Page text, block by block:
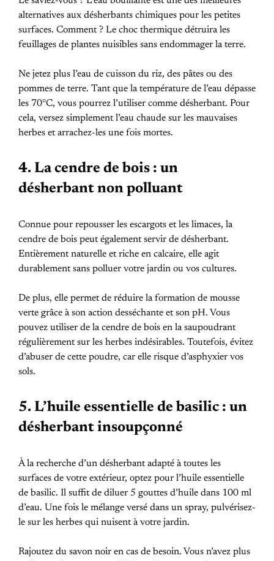
alternatives aux désherbants chimiques pour les petites
surfaces. Comment ? Le choc thermique détruira les
feuillages de plantes nuisibles sans endommager la terre.
Ne jetez plus l’eau de cuisson du riz, des pâtes ou des
pommes de terre. Tant que la température de l’eau dépasse
les 70°C, vous pourrez l’utiliser comme désherbant. Pour
cela, versez simplement l’eau chaude sur les mauvaises
herbes et arrachez-les une fois mortes.
4. La cendre de bois : un
désherbant non polluant
Connue pour repousser les escargots et les limaces, la
cendre de bois peut également servir de désherbant.
Entièrement naturelle et riche en calcaire, elle agit
durablement sans polluer votre jardin ou vos cultures.
De plus, elle permet de réduire la formation de mousse
verte grâce à son action desséchante et son pH. Vous
pouvez utiliser de la cendre de bois en la saupoudrant
régulièrement sur les herbes indésirables. Toutefois, évitez
d’abuser de cette poudre, car elle risque d’asphyxier vos
sols.
5. L’huile essentielle de basilic : un
désherbant insoupçonné
À la recherche d’un désherbant adapté à toutes les
surfaces de votre extérieur, optez pour l’huile essentielle
de basilic. Il suffit de diluer 5 gouttes d’huile dans 100 ml
d’eau. Une fois le mélange versé dans un spray, pulvérisez-
le sur les herbes qui nuisent à votre jardin.
Rajoutez du savon noir en cas de besoin. Vous n’avez plus